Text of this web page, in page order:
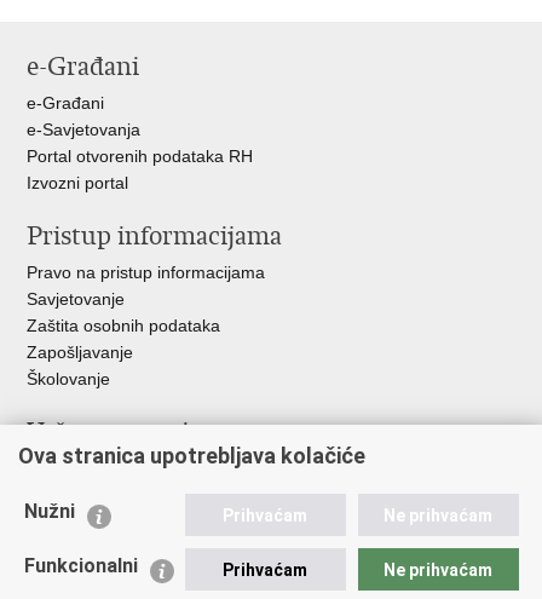
FacebookuTwitteru
e-Građani
e-Građani
e-Savjetovanja
Portal otvorenih podataka RH
Izvozni portal
Pristup informacijama
Pravo na pristup informacijama
Savjetovanje
Zaštita osobnih podataka
Zapošljavanje
Školovanje
Važne poveznice
Ministarstvo unutarnjih poslova
Udruge
Policijska akademija
Ova stranica upotrebljava kolačiće
Nužni Prihvaćam Ne prihvaćam
Funkcionalni Prihvaćam Ne prihvaćam